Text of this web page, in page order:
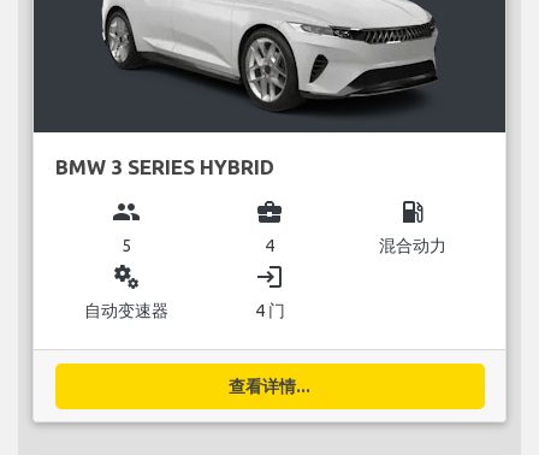
BMW 3 SERIES HYBRID
group
5
business_center
4
local_gas_station
混合动力
miscellaneous_services
自动变速器
login
4 门
查看详情...